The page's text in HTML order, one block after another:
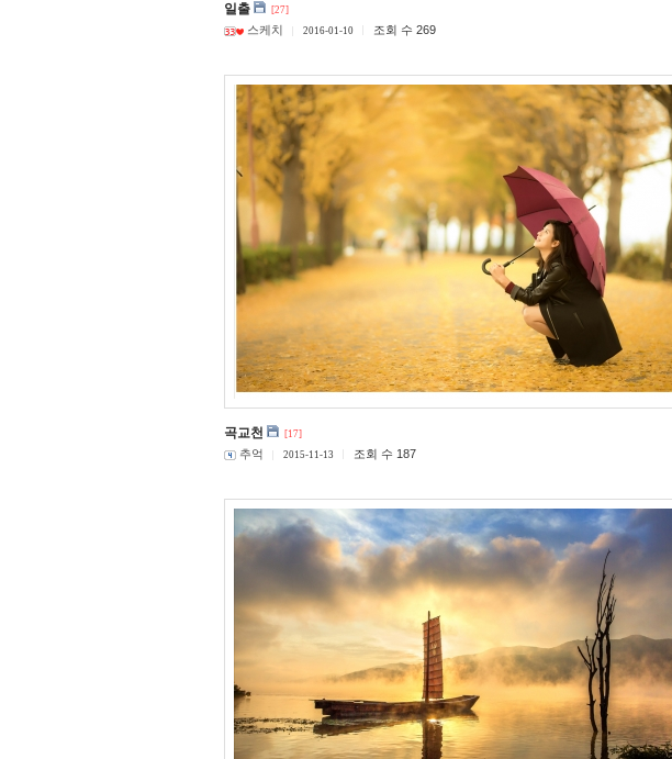
일출 [27]
스케치 2016-01-10 조회 수 269
곡교천 [17]
추억 2015-11-13 조회 수 187